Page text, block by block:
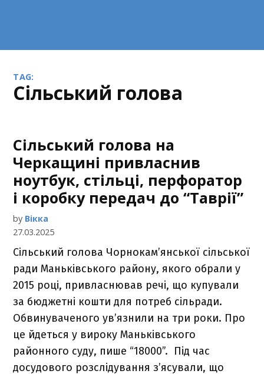
TAG:
сільський голова
Сільський голова на
Черкащині привласнив
ноутбук, стільці, перфоратор
і коробку передач до “Таврії”
by Вікка
27.03.2025
Сільський голова Чорнокам’янської сільської
ради Маньківського району, якого обрали у
2015 році, привласнював речі, що купували
за бюджетні кошти для потреб сільради.
Обвинуваченого ув’язнили на три роки. Про
це йдеться у вироку Маньківського
районного суду, пише “18000”. Під час
досудового розслідування з’ясували, що